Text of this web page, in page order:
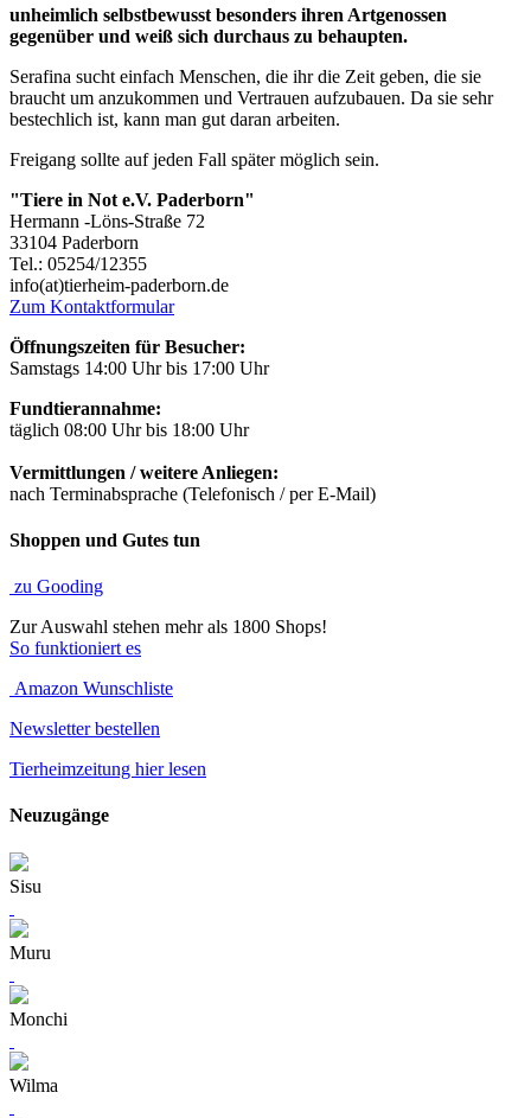
unheimlich selbstbewusst besonders ihren Artgenossen
gegenüber und weiß sich durchaus zu behaupten.
Serafina sucht einfach Menschen, die ihr die Zeit geben, die sie
braucht um anzukommen und Vertrauen aufzubauen. Da sie sehr
bestechlich ist, kann man gut daran arbeiten.
Freigang sollte auf jeden Fall später möglich sein.
"Tiere in Not e.V. Paderborn"
Hermann -Löns-Straße 72
33104 Paderborn
Tel.: 05254/12355
info(at)tierheim-paderborn.de
Zum Kontaktformular
Öffnungszeiten für Besucher:
Samstags 14:00 Uhr bis 17:00 Uhr
Fundtierannahme:
täglich 08:00 Uhr bis 18:00 Uhr
Vermittlungen / weitere Anliegen:
nach Terminabsprache (Telefonisch / per E-Mail)
Shoppen und Gutes tun
zu Gooding
Zur Auswahl stehen mehr als 1800 Shops!
So funktioniert es
Amazon Wunschliste
Newsletter bestellen
Tierheimzeitung hier lesen
Neuzugänge
Sisu
Muru
Monchi
Wilma